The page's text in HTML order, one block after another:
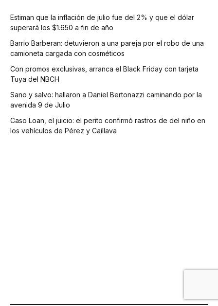
Estiman que la inflación de julio fue del 2% y que el dólar
superará los $1.650 a fin de año
Barrio Barberan: detuvieron a una pareja por el robo de una
camioneta cargada con cosméticos
Con promos exclusivas, arranca el Black Friday con tarjeta
Tuya del NBCH
Sano y salvo: hallaron a Daniel Bertonazzi caminando por la
avenida 9 de Julio
Caso Loan, el juicio: el perito confirmó rastros de del niño en
los vehículos de Pérez y Caillava